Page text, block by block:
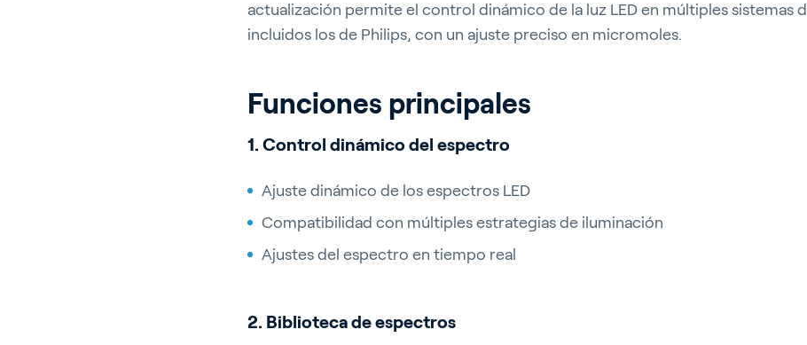
Horticultura
Cultivo de interior
actualización permite el control dinámico de la luz LED en múltiples sistemas
incluidos los de Philips, con un ajuste preciso en micromoles.
Funciones principales
1. Control dinámico del espectro
Ajuste dinámico de los espectros LED
Compatibilidad con múltiples estrategias de iluminación
Ajustes del espectro en tiempo real
2. Biblioteca de espectros